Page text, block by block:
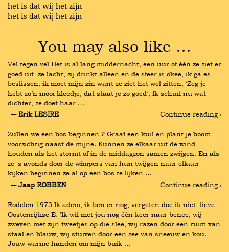
het is dat wij het zijn
het is dat wij het zijn
You may also like …
Vel tegen vel Het is al lang middernacht, een uur of één ze ziet er
goed uit, ze lacht, zij drinkt alleen en de sfeer is okee, ik ga es
beslissen, ik moet mijn zin want ze ziet het wel zitten, ‘Zeg je
hebt zo’n mooi kleedje, dat staat je zo goed’, Ik schuif nu wat
dichter, ze doet haar …
― Erik LESIRE
Continue reading ›
Zullen we een bos beginnen ? Graaf een kuil en plant je boom
voorzichtig naast de mijne. Kunnen ze elkaar uit de wind
houden als het stormt of in de middagzon samen zwijgen. En als
ze 's avonds door de wimpers van hun twijgen naar elkaar
kijken beginnen ze al op een bos te lijken …
― Jaap ROBBEN
Continue reading ›
Rodelen 1973 Ik adem, ik ben er nog, vergeten doe ik niet, lieve,
Oostenrijkse E. 'Ik wil met jou nog één keer naar benee, wij
zweven met zijn tweetjes op die slee, wij razen door een ruim van
staal en blauw, wij stuiven door een zee van sneeuw en kou.
Jouw warme handen om mijn buik …